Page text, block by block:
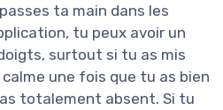
ta main dans les
tu peux avoir un
surtout si tu as mis
une fois que tu as bien
totalement absent. Si tu